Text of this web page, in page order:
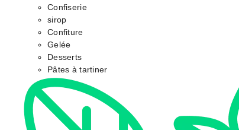
Confiserie
sirop
Confiture
Gelée
Desserts
Pâtes à tartiner